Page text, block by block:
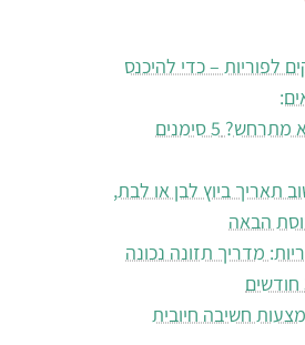
לפוריות – כדי להיכנס
מהו ביוץ ומתי הוא מתרחש? 5 סימנים
תאריך ביוץ לבן או לבת,
הבאה
מדריך תזונה נכונה
חשיבה חיובית